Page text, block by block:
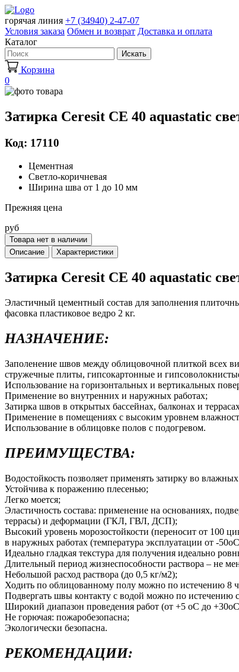
горячая линия +7 (34940) 2-47-07
Условия заказа Обмен и возврат Доставка и оплата
Каталог
Искать
Корзина
0
Затирка Ceresit CE 40 aquastatic
Код: 17110
Цементная
Светло-коричневая
Ширина шва от 1 до 10 мм
Прежняя цена
руб
Товара нет в наличии
Описание
Характеристики
Затирка Ceresit CE 40 aquastatic
Эластичный цементный состав для заполнения
фасовка пластиковое ведро 2 кг.
НАЗНАЧЕНИЕ:
Заполенение швов между облицовочной плиткой всех
стружечные плиты, гипсокартонные и
Использование на горизонтальных и вертикальных
Применение во внутренних и наружных работах;
Затирка швов в открытых бассейнах, балконах и
Применение в помещениях с высоким уровнем
Использование в облицовке полов с подогревом.
ПРЕИМУЩЕСТВА:
Водостойкость позволяет применять затирку во
Устойчива к поражению плесенью;
Легко моется;
Эластичность состава: применение на основаниях,
террасы) и деформации (ГКЛ, ГВЛ, ДСП);
Высокий уровень морозостойкости (переносит от 100
в наружных работах (температура эксплуатации от -
Идеально гладкая текстура для получения идеально
Длительный период жизнеспособности раствора – не
Небольшой расход раствора (до 0,5 кг/м2);
Ходить по облицованному полу можно по истечению 8
Подвергать швы контакту с водой можно по истечению
Широкий диапазон проведения работ (от +5 oC до
Не горючая: пожаробезопасна;
Экологически безопасна.
РЕКОМЕНДАЦИИ: